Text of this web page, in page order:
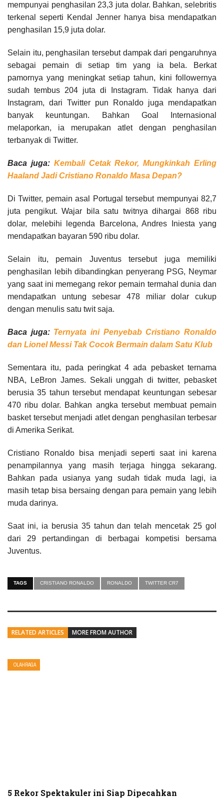
mempunyai penghasilan 23,3 juta dolar. Bahkan, selebritis
terkenal seperti Kendal Jenner hanya bisa mendapatkan
penghasilan 15,9 juta dolar.
Selain itu, penghasilan tersebut dampak dari pengaruhnya
sebagai pemain di setiap tim yang ia bela. Berkat
pamornya yang meningkat setiap tahun, kini followernya
sudah tembus 204 juta di Instagram. Tidak hanya dari
Instagram, dari Twitter pun Ronaldo juga mendapatkan
banyak keuntungan. Bahkan Goal Internasional
melaporkan, ia merupakan atlet dengan penghasilan
terbanyak di Twitter.
Baca juga: Kembali Cetak Rekor, Mungkinkah Erling
Haaland Jadi Cristiano Ronaldo Masa Depan?
Di Twitter, pemain asal Portugal tersebut mempunyai 82,7
juta pengikut. Wajar bila satu twitnya dihargai 868 ribu
dolar, melebihi legenda Barcelona, Andres Iniesta yang
mendapatkan bayaran 590 ribu dolar.
Selain itu, pemain Juventus tersebut juga memiliki
penghasilan lebih dibandingkan penyerang PSG, Neymar
yang saat ini memegang rekor pemain termahal dunia dan
mendapatkan untung sebesar 478 miliar dolar cukup
dengan menulis satu twit saja.
Baca juga: Ternyata ini Penyebab Cristiano Ronaldo
dan Lionel Messi Tak Cocok Bermain dalam Satu Klub
Sementara itu, pada peringkat 4 ada pebasket ternama
NBA, LeBron James. Sekali unggah di twitter, pebasket
berusia 35 tahun tersebut mendapat keuntungan sebesar
470 ribu dolar. Bahkan angka tersebut membuat pemain
basket tersebut menjadi atlet dengan penghasilan terbesar
di Amerika Serikat.
Cristiano Ronaldo bisa menjadi seperti saat ini karena
penampilannya yang masih terjaga hingga sekarang.
Bahkan pada usianya yang sudah tidak muda lagi, ia
masih tetap bisa bersaing dengan para pemain yang lebih
muda darinya.
Saat ini, ia berusia 35 tahun dan telah mencetak 25 gol
dari 29 pertandingan di berbagai kompetisi bersama
Juventus.
TAGS CRISTIANO RONALDO RONALDO TWITTER CR7
RELATED ARTICLES MORE FROM AUTHOR
OLAHRAGA
5 Rekor Spektakuler ini Siap Dipecahkan